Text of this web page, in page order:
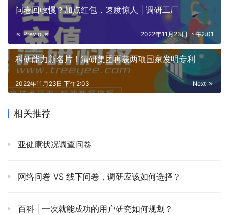
问卷回收慢？加点红包，速度惊人 | 调研工厂
Previous 2022年11月23日 下午2:01
科研能力新名片！清研集团再获两项国家发明专利
Next
2022年11月23日 下午2:03
相关推荐
亚健康状况调查问卷
网络问卷 VS 线下问卷，调研应该如何选择？
百科 | 一次就能成功的用户研究如何规划？